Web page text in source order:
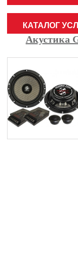
ТОНИРОВАНИЕ /
КАТАЛОГ
Акустика